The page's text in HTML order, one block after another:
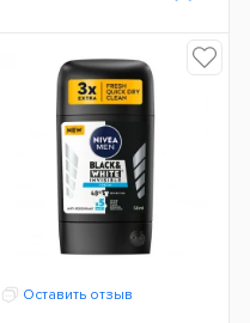
Оставить отзыв